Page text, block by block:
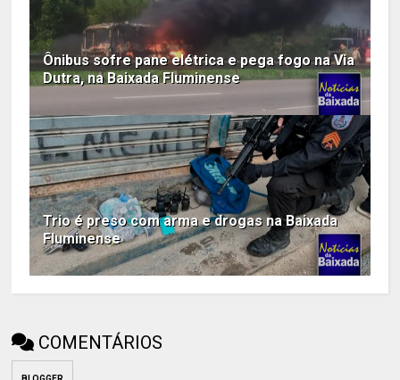
Ônibus sofre pane elétrica e pega fogo na Via
Dutra, na Baixada Fluminense
Trio é preso com arma e drogas na Baixada
Fluminense
COMENTÁRIOS